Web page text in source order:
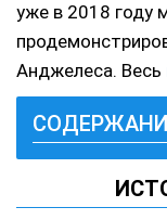
уже в 2018 году
Анджелеса. Весь